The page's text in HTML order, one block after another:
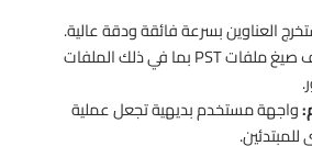
العناوين بسرعة فائقة ودقة عالية.
يدعم مختلف صيغ ملفات PST بما في ذلك الملفات
واجهة مستخدم بديهية تجعل عملية